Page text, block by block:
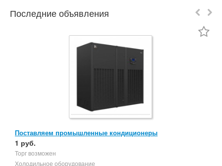
Последние объявления
Поставляем промышленные кондиционеры
1 руб.
Торг возможен
Холодильное оборудование